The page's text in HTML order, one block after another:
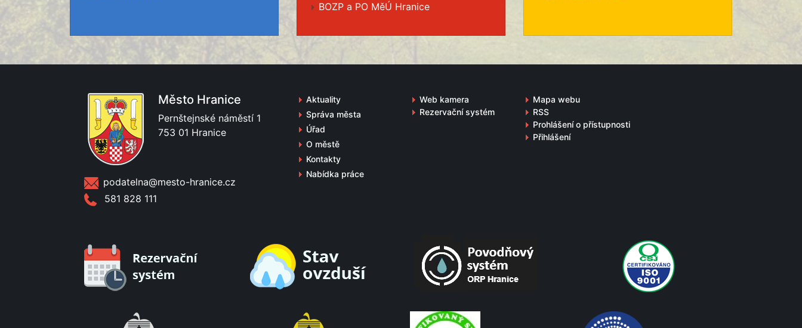
BOZP a PO MěÚ Hranice
Město Hranice
Pernštejnské náměstí 1
753 01 Hranice
podatelna@mesto-hranice.cz
581 828 111
Aktuality
Správa města
Úřad
O městě
Kontakty
Nabídka práce
Web kamera
Rezervační systém
Mapa webu
RSS
Prohlášení o přístupnosti
Přihlášení